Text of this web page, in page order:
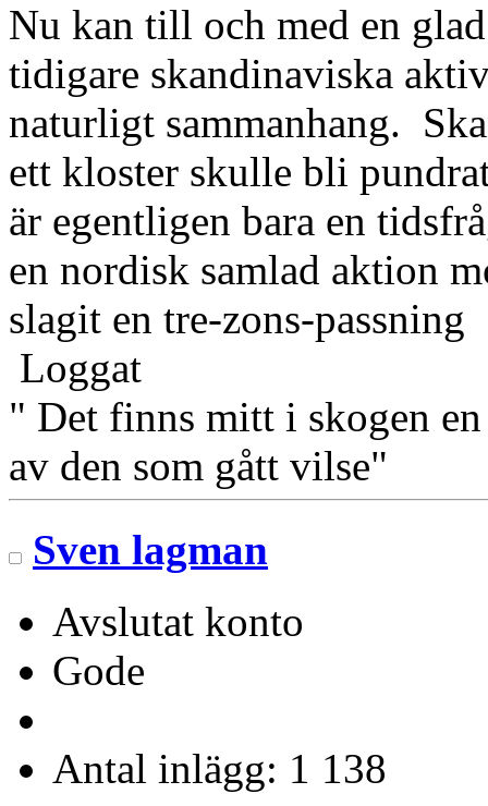
Nu kan till och med en
tidigare skandinaviska
naturligt sammanhang.
ett kloster skulle bli
är egentligen bara en
en nordisk samlad aktion
slagit en tre-zons-passning
Loggat
" Det finns mitt i skogen
av den som gått vilse"
Sven lagman
Avslutat konto
Gode
Antal inlägg: 1 138